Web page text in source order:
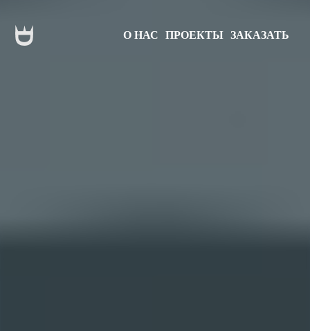
О НАС ПРОЕКТЫ ЗАКАЗАТЬ